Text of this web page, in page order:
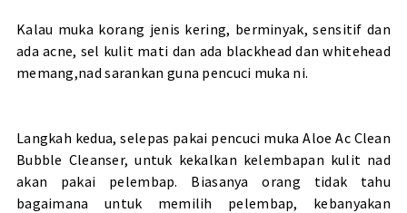
Kalau muka korang jenis kering, berminyak, sensitif dan
ada acne, sel kulit mati dan ada blackhead dan whitehead
memang,nad sarankan guna pencuci muka ni.
Langkah kedua, selepas pakai pencuci muka Aloe Ac Clean
Bubble Cleanser, untuk kekalkan kelembapan kulit nad
akan pakai pelembap. Biasanya orang tidak tahu
bagaimana untuk memilih pelembap, kebanyakan